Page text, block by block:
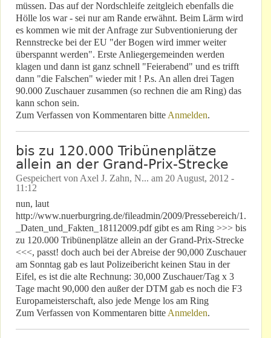
müssen. Das auf der Nordschleife zeitgleich ebenfalls die
Hölle los war - sei nur am Rande erwähnt. Beim Lärm wird
es kommen wie mit der Anfrage zur Subventionierung der
Rennstrecke bei der EU "der Bogen wird immer weiter
überspannt werden". Erste Anliegergemeinden werden
klagen und dann ist ganz schnell "Feierabend" und es trifft
dann "die Falschen" wieder mit ! P.s. An allen drei Tagen
90.000 Zuschauer zusammen (so rechnen die am Ring) das
kann schon sein.
Zum Verfassen von Kommentaren bitte Anmelden.
bis zu 120.000 Tribünenplätze
allein an der Grand-Prix-Strecke
Gespeichert von Axel J. Zahn, N... am 20 August, 2012 -
11:12
nun, laut
http://www.nuerburgring.de/fileadmin/2009/Pressebereich/1.
_Daten_und_Fakten_18112009.pdf gibt es am Ring >>> bis
zu 120.000 Tribünenplätze allein an der Grand-Prix-Strecke
<<<, passt! doch auch bei der Abreise der 90,000 Zuschauer
am Sonntag gab es laut Polizeibericht keinen Stau in der
Eifel, es ist die alte Rechnung: 30,000 Zuschauer/Tag x 3
Tage macht 90,000 den außer der DTM gab es noch die F3
Europameisterschaft, also jede Menge los am Ring
Zum Verfassen von Kommentaren bitte Anmelden.